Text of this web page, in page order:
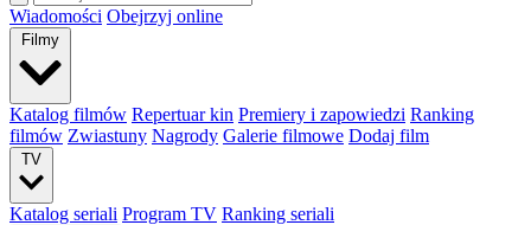
Wiadomości Obejrzyj online
Filmy
Katalog filmów Repertuar kin Premiery i zapowiedzi Ranking
filmów Zwiastuny Nagrody Galerie filmowe Dodaj film
TV
Katalog seriali Program TV Ranking seriali